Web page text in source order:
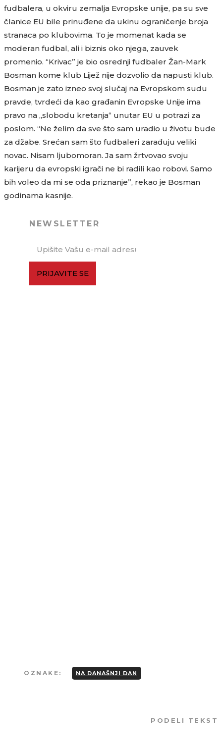
fudbalera, u okviru zemalja Evropske unije, pa su sve
članice EU bile prinuđene da ukinu ograničenje broja
stranaca po klubovima. To je momenat kada se
moderan fudbal, ali i biznis oko njega, zauvek
promenio. “Krivac” je bio osrednji fudbaler Žan-Mark
Bosman kome klub Lijež nije dozvolio da napusti klub.
Bosman je zato izneo svoj slučaj na Evropskom sudu
pravde, tvrdeći da kao građanin Evropske Unije ima
pravo na „slobodu kretanja“ unutar EU u potrazi za
poslom. “Ne želim da sve što sam uradio u životu bude
za džabe. Srećan sam što fudbaleri zarađuju veliki
novac. Nisam ljubomoran. Ja sam žrtvovao svoju
karijeru da evropski igrači ne bi radili kao robovi. Samo
bih voleo da mi se oda priznanje”, rekao je Bosman
godinama kasnije.
NEWSLETTER
PRIJAVITE SE
OZNAKE: NA DANAŠNJI DAN
PODELI TEKST